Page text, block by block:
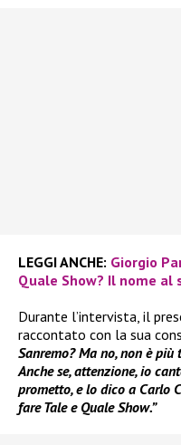
LEGGI ANCHE: Giorgio
Quale Show? Il nome al
Durante l’intervista, il
raccontato con la sua
Sanremo? Ma no, non è più
Anche se, attenzione, io
prometto, e lo dico a Carlo
fare Tale e Quale Show.”